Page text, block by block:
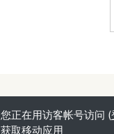
您正在用访客帐号访问 (
获取移动应用